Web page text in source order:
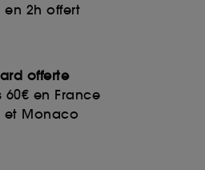
2h offert
offerte
en France
et Monaco